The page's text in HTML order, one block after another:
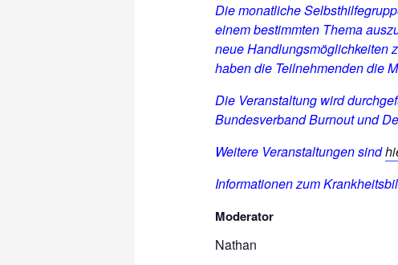
Die monatliche
einem bestimmten Thema
neue Handlungsmöglichkeiten
haben die Teilnehmenden die
Die Veranstaltung wird
Bundesverband Burnout und
Weitere Veranstaltungen sind
Informationen zum
Moderator
Nathan